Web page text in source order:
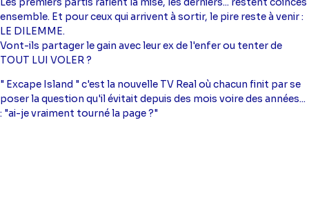
ensemble. Et pour ceux qui arrivent à sortir, le pire reste à venir :
LE DILEMME.
Vont-ils partager le gain avec leur ex de l'enfer ou tenter de
TOUT LUI VOLER ?
" Excape Island " c'est la nouvelle TV Real où chacun finit par se
poser la question qu'il évitait depuis des mois voire des années...
: "ai-je vraiment tourné la page ?"